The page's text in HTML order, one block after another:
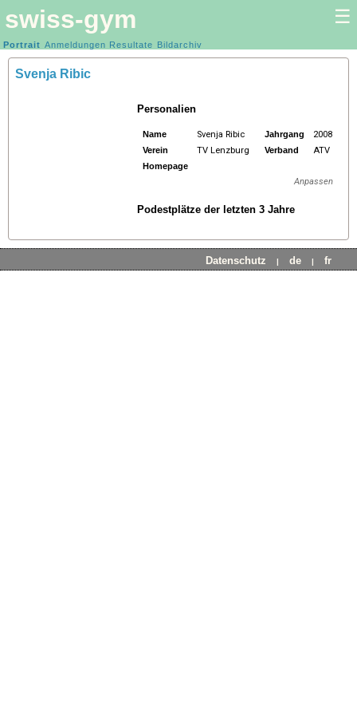
swiss-gym ☰
Kunstturnen Frauen | Kunstturnen Männer
Portrait Anmeldungen Resultate Bildarchiv
Svenja Ribic
Personalien
Name Svenja Ribic Jahrgang 2008
Verein TV Lenzburg Verband ATV
Homepage
Anpassen
Podestplätze der letzten 3 Jahre
Datenschutz | de | fr